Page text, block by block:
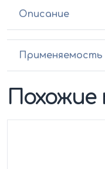
Описание
Применяемость